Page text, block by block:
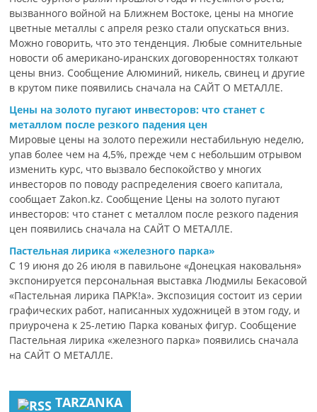
вызванного войной на Ближнем Востоке, цены на многие
цветные металлы с апреля резко стали опускаться вниз.
Можно говорить, что это тенденция. Любые сомнительные
новости об американо-иранских договоренностях толкают
цены вниз. Сообщение Алюминий, никель, свинец и другие
в крутом пике появились сначала на САЙТ О МЕТАЛЛЕ.
Цены на золото пугают инвесторов: что станет с
металлом после резкого падения цен
Мировые цены на золото пережили нестабильную неделю,
упав более чем на 4,5%, прежде чем с небольшим отрывом
изменить курс, что вызвало беспокойство у многих
инвесторов по поводу распределения своего капитала,
сообщает Zakon.kz. Сообщение Цены на золото пугают
инвесторов: что станет с металлом после резкого падения
цен появились сначала на САЙТ О МЕТАЛЛЕ.
Пастельная лирика «железного парка»
С 19 июня до 26 июля в павильоне «Донецкая наковальня»
экспонируется персональная выставка Людмилы Бекасовой
«Пастельная лирика ПАРК!а». Экспозиция состоит из серии
графических работ, написанных художницей в этом году, и
приурочена к 25-летию Парка кованых фигур. Сообщение
Пастельная лирика «железного парка» появились сначала
на САЙТ О МЕТАЛЛЕ.
TARZANKA